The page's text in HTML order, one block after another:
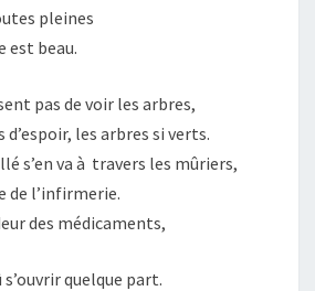
pleines
est beau.
pas de voir les arbres,
d’espoir, les arbres si verts.
s’en va à travers les mûriers,
de l’infirmerie.
des médicaments,
quelque part.